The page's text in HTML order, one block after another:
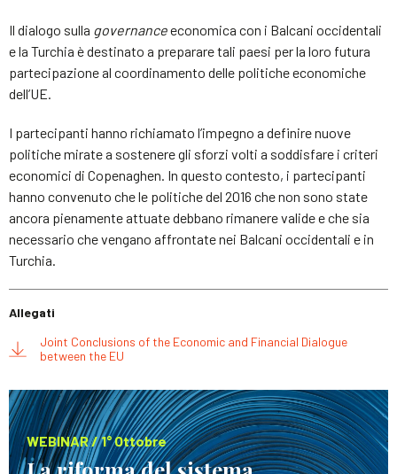
Il dialogo sulla governanceeconomica con i Balcani occidentali
e la Turchia è destinato a preparare tali paesi per la loro futura
partecipazione al coordinamento delle politiche economiche
dell’UE.
I partecipanti hanno richiamato l’impegno a definire nuove
politiche mirate a sostenere gli sforzi volti a soddisfare i criteri
economici di Copenaghen. In questo contesto, i partecipanti
hanno convenuto che le politiche del 2016 che non sono state
ancora pienamente attuate debbano rimanere valide e che sia
necessario che vengano affrontate nei Balcani occidentali e in
Turchia.
Allegati
Joint Conclusions of the Economic and Financial Dialogue
between the EU
WEBINAR / 1° Ottobre